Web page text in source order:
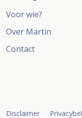
Voor wie?
Over Martin
Contact
Disclaimer